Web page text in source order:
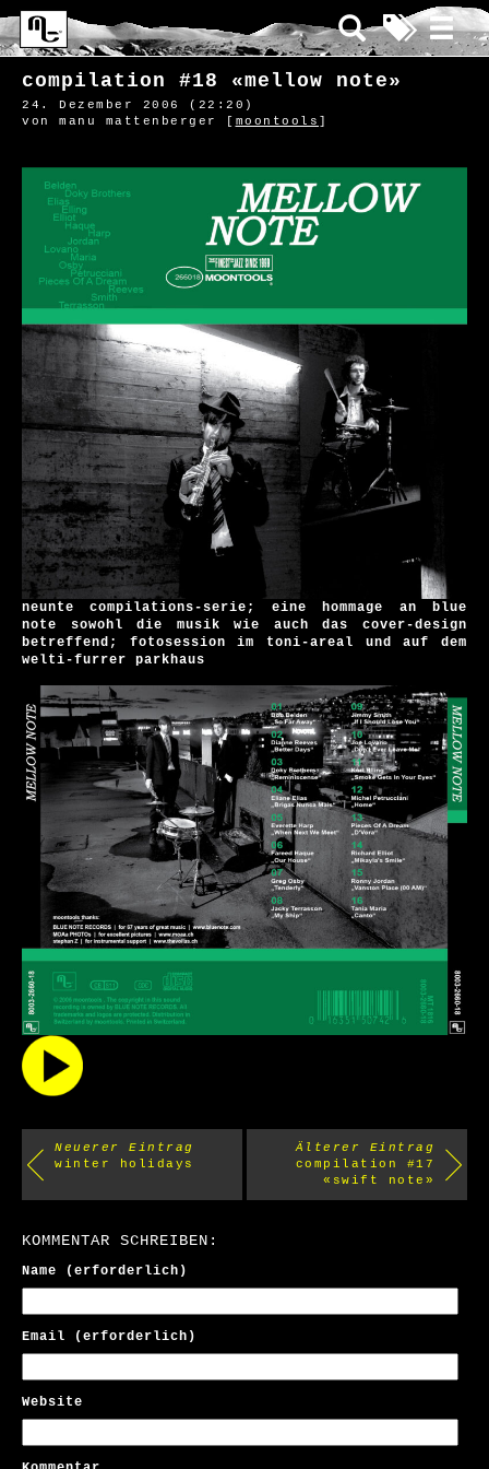
compilation #18 «mellow note»
24. Dezember 2006 (22:20)
von manu mattenberger [ moontools ]
neunte compilations-serie; eine hommage an blue
note sowohl die musik wie auch das cover-design
betreffend; fotosession im toni-areal und auf dem
welti-furrer parkhaus
Neuerer Eintrag
winter holidays
Älterer Eintrag
compilation #17
«swift note»
KOMMENTAR SCHREIBEN:
Name (erforderlich)
Email (erforderlich)
Website